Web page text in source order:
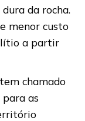
da rocha.
menor custo
lítio a partir
chamado
as